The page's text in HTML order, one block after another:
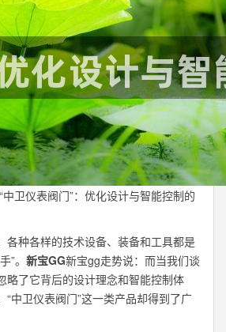
中卫仪表阀门”：优化设计与智能控制的
各种各样的技术设备、装备和工具都是
”。 新宝GG新宝gg走势说：而当我们谈
略了它背后的设计理念和智能控制体
“中卫仪表阀门”这一类产品却得到了广